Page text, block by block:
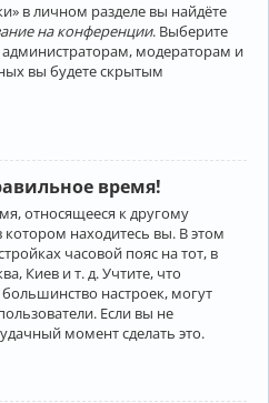
в личном разделе вы найдёте
на конференции. Выберите
модераторам и
вы будете скрытым
время!
относящееся к другому
котором находитесь вы. В этом
часовой пояс на тот, в
Киев и т. д. Учтите, что
настроек, могут
Если вы не
момент сделать это.